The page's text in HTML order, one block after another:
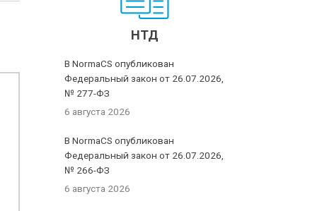
НТД
В NormaCS опубликован
Федеральный закон от 26.07.2026,
№ 277-ФЗ
6 августа 2026
В NormaCS опубликован
Федеральный закон от 26.07.2026,
№ 266-ФЗ
6 августа 2026